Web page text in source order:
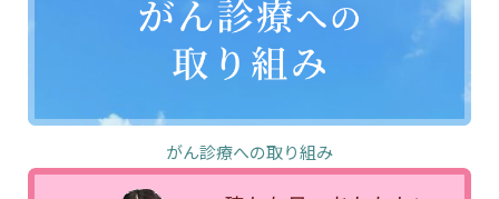
がん診療への取り組み